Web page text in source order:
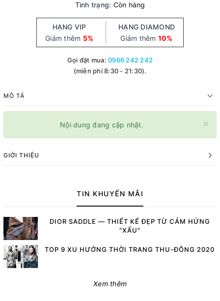
Tình trạng: Còn hàng
HẠNG VIP
Giảm thêm 5%
HẠNG DIAMOND
Giảm thêm 10%
Gọi đặt mua:0966 242 242
(miễn phí 8:30 - 21:30).
MÔ TẢ
×
Nội dung đang cập nhật.
GIỚI THIỆU
TIN KHUYẾN MÃI
DIOR SADDLE — THIẾT KẾ ĐẸP TỪ CẢM HỨNG
"XẤU"
TOP 9 XU HƯỚNG THỜI TRANG THU-ĐÔNG 2020
Xem thêm